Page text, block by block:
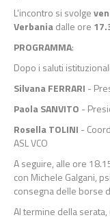
L'incontro si svolge
Verbaniadalle ore
PROGRAMMA:
Dopo i saluti
Silvana FERRARI -
Paola SANVITO -
Rosella TOLINI -
ASL VCO
A seguire, alle ore
con Michele Galgani,
consegna delle borse
Al termine della